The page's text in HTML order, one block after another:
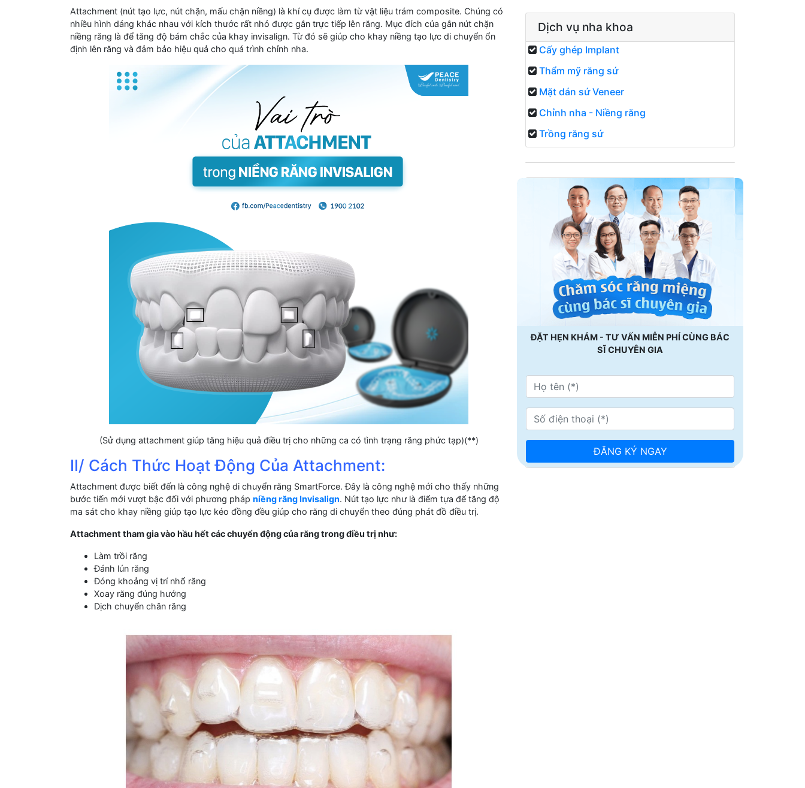
Attachment (nút tạo lực, nút chặn, mấu chặn niềng) là khí cụ được làm từ vật liệu trám composite. Chúng có
nhiều hình dáng khác nhau với kích thước rất nhỏ được gắn trực tiếp lên răng. Mục đích của gắn nút chặn
niềng răng là để tăng độ bám chắc của khay invisalign. Từ đó sẽ giúp cho khay niềng tạo lực di chuyển ổn
định lên răng và đảm bảo hiệu quả cho quá trình chỉnh nha.
(Sử dụng attachment giúp tăng hiệu quả điều trị cho những ca có tình trạng răng phức tạp)(**)
II/ Cách Thức Hoạt Động Của Attachment:
Attachment được biết đến là công nghệ di chuyển răng SmartForce. Đây là công nghệ mới cho thấy những
bước tiến mới vượt bậc đối với phương pháp niềng răng Invisalign. Nút tạo lực như là điểm tựa để tăng độ
ma sát cho khay niềng giúp tạo lực kéo đồng đều giúp cho răng di chuyển theo đúng phát đồ điều trị.
Attachment tham gia vào hầu hết các chuyển động của răng trong điều trị như:
Làm trồi răng
Đánh lún răng
Đóng khoảng vị trí nhổ răng
Xoay răng đúng hướng
Dịch chuyển chân răng
Dịch vụ nha khoa
Cấy ghép Implant
Thẩm mỹ răng sứ
Mặt dán sứ Veneer
Chỉnh nha - Niềng răng
Trồng răng sứ
ĐẶT HẸN KHÁM - TƯ VẤN MIỄN PHÍ CÙNG BÁC
SĨ CHUYÊN GIA